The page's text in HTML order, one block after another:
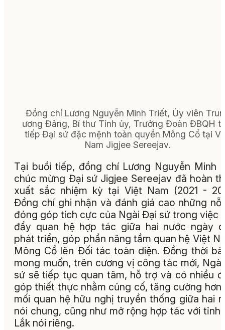
Đồng chí Lương Nguyễn Minh Triết, Ủy viên
ương Đảng, Bí thư Tỉnh ủy, Trưởng Đoàn ĐBQH
tiếp Đại sứ đặc mệnh toàn quyền Mông Cổ tại
Nam Jigjee Sereejav.
Tại buổi tiếp, đồng chí Lương Nguyễn Minh
chúc mừng Đại sứ Jigjee Sereejav đã hoàn
xuất sắc nhiệm kỳ tại Việt Nam (2021 -
Đồng chí ghi nhận và đánh giá cao những nỗ
đóng góp tích cực của Ngài Đại sứ trong việc
đẩy quan hệ hợp tác giữa hai nước ngày
phát triển, góp phần nâng tầm quan hệ Việt
Mông Cổ lên Đối tác toàn diện. Đồng thời
mong muốn, trên cương vị công tác mới,
sứ sẽ tiếp tục quan tâm, hỗ trợ và có nhiều
góp thiết thực nhằm củng cố, tăng cường hơn
mối quan hệ hữu nghị truyền thống giữa hai
nói chung, cũng như mở rộng hợp tác với tỉnh
Lắk nói riêng.